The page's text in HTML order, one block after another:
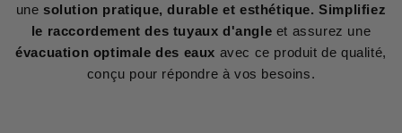
une solution pratique, durable et esthétique.Simplifiez
le raccordement des tuyaux d'angle et assurez une
évacuation optimale des eaux avec ce produit de qualité,
conçu pour répondre à vos besoins.